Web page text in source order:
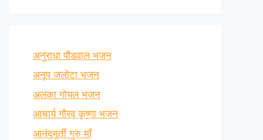
अनुराधा पौडवाल भजन
अनूप जलोटा भजन
अलका गोयल भजन
आचार्य गौरव कृष्णा भजन
आनंदमूर्ती गुरु माँ